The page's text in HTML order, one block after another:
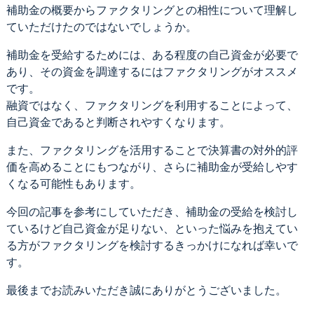
補助金の概要からファクタリングとの相性について理解し
ていただけたのではないでしょうか。
補助金を受給するためには、ある程度の自己資金が必要で
あり、その資金を調達するにはファクタリングがオススメ
です。
融資ではなく、ファクタリングを利用することによって、
自己資金であると判断されやすくなります。
また、ファクタリングを活用することで決算書の対外的評
価を高めることにもつながり、さらに補助金が受給しやす
くなる可能性もあります。
今回の記事を参考にしていただき、補助金の受給を検討し
ているけど自己資金が足りない、といった悩みを抱えてい
る方がファクタリングを検討するきっかけになれば幸いで
す。
最後までお読みいただき誠にありがとうございました。